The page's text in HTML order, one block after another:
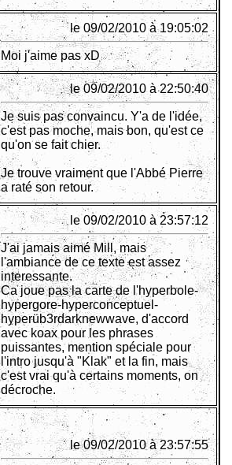
le 09/02/2010 à 19:05:02
Moi j'aime pas xD
le 09/02/2010 à 22:50:40
Je suis pas convaincu. Y'a de l'idée,
c'est pas moche, mais bon, qu'est ce
qu'on se fait chier.
Je trouve vraiment que l'Abbé Pierre
a raté son retour.
le 09/02/2010 à 23:57:12
J'ai jamais aimé Mill, mais
l'ambiance de ce texte est assez
interessante.
Ca joue pas la carte de l'hyperbole-
hypergore-hyperconceptuel-
hyperüb3rdarknewwave, d'accord
avec koax pour les phrases
puissantes, mention spéciale pour
l'intro jusqu'à "Klak" et la fin, mais
c'est vrai qu'à certains moments, on
décroche.
le 09/02/2010 à 23:57:55